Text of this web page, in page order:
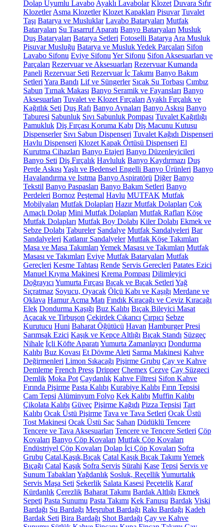
Dolap Uyumlu Lavabo Ayaklı Lavabolar Klozet Duvara Sıfır
Klozetler Asma Klozetler Klozet Kapakları Pisuvar Tuvalet
Taşı Batarya ve Musluklar Lavabo Bataryaları Mutfak
Bataryaları Su Tasarruf Aparatı Banyo Bataryaları Musluk
Duş Bataryaları Batarya Setleri Fotoselli Batarya Ara Musluk
Pisuvar Musluğu Batarya ve Musluk Yedek Parçaları Sifon
Lavabo Sifonu Eviye Sifonu Yer Sifonu Sifon Aksesuarları ve
Parçaları Rezervuar ve Aksesuarları Rezervuar Kumanda
Paneli Rezervuar Seti Rezervuar İç Takımı Banyo Bakım
Setleri Yara Bandı Lif ve Süngerler Sıcak Su Torbası Cımbız
Sabun Tırnak Makası Banyo Seramik ve Fayansları Banyo
Aksesuarları Tuvalet ve Klozet Fırçaları Ayaklı Fırçalık ve
Kağıtlık Seti Duş Rafı Banyo Aynaları Banyo Askısı Banyo
Taburesi Sabunluk Sıvı Sabunluk Pompası Tuvalet Kağıtlığı
Pamukluk Diş Fırçası Koruma Kabı Diş Macunu Kutusu
Dispenserler Sıvı Sabun Dispenseri Tuvalet Kağıdı Dispenseri
Havlu Dispenseri Klozet Kapak Örtüsü Dispenseri El
Kurutma Cihazları Banyo Etajeri Banyo Düzenleyicileri
Banyo Seti Diş Fırçalık Havluluk Banyo Kaydırmazı Duş
Perde Askısı Yaşlı ve Bedensel Engelli Banyo Ürünleri Banyo
Havalandırma ve Isıtma Banyo Aspiratörü Diğer Banyo
Tekstil Banyo Paspasları Banyo Bakım Setleri Banyo
Perdeleri Bornoz Peştemal Havlu MUTFAK Mutfak
Mobilyaları Mutfak Dolapları Hazır Mutfak Dolapları Çok
Amaçlı Dolap Mini Mutfak Dolapları Mutfak Rafları Köşe
Mutfak Dolapları Mutfak Boy Dolabı Kiler Dolabı Ekmek ve
Sebze Dolabı Tabureler Sandalye Mutfak Sandalyeleri Bar
Sandalyeleri Katlanır Sandalyeler Mutfak Köşe Takımları
Masa ve Masa Takımları Yemek Masası ve Takımları Mutfak
Masası ve Takımları Eviye Mutfak Bataryaları Mutfak
Gereçleri Kesme Tahtası Rende Servis Gereçleri Patates Ezici
Manuel Kıyma Makinesi Krema Pompası Dilimleyici
Doğrayıcı Yumurta Fırçası Bıçak ve Bıçak Setleri Yağ
Sıçratmaz Soyucu, Oyacak Ölçü Kabı ve Kaşığı Merdane ve
Oklava Hamur Açma Matı Fındık Kıracağı ve Ceviz Kıracağı
Elek Dondurma Kaşığı Buz Kalıbı Bıçak Bileyici Masat
Açacak ve Tirbuşon Çekirdek Çıkarıcı Çırpıcı Sebze
Kurutucu Huni Baharat Öğütücü Havan Hamburger Presi
Sarımsak Ezici Kaşık ve Kepçe Altlığı Bıçak Standı Süzgeç
Nihale İçli Köfte Aparatı Yumurta Zamanlayıcı Dondurma
Kalıbı Buz Kovası Et Dövme Aleti Sarma Makinesi Kahve
Değirmenleri Limon Sıkacağı Pişirme Grubu Çay ve Kahve
Demleme French Press Dripper Chemex Cezve Çay Süzgeci
Demlik Moka Pot Çaydanlık Kahve Filtresi Sifon Kahve
Fırında Pişirme Pasta Kalıbı Kurabiye Kalıbı Fırın Tepsisi
Cam Tepsi Alüminyum Folyo Kek Kalıbı Muffin Kalıbı
Çikolata Kalıbı Güveç Pişirme Kağıdı Pizza Tepsisi Tart
Kalıbı Ocak Üstü Pişirme Tava ve Tava Setleri Ocak Üstü
Tost Makinesi Ocak Üstü Sac Sahan Düdüklü Tencere
Tencere ve Tava Aksesuarları Tencere ve Tencere Setleri Çöp
Kovaları Banyo Çöp Kovaları Mutfak Çöp Kovaları
Endüstriyel Çöp Kovaları Dolap İçi Çöp Kovaları Sofra
Grubu Çatal,Kaşık,Bıçak Çatal Kaşık Bıçak Takımı Yemek
Bıçağı Çatal Kaşık Sofra Servis Sürahi Kase Tepsi Servis ve
Sunum Tabakları Yağdanlık Sosluk, ReçellikYumurtalık
Servis Maşa Seti Şekerlik Salata Kasesi Peçetelik Karaf
Kürdanlık Çerezlik Baharat Takımı Bardak Altlığı Ekmek
Sepeti Pasta Sunumu Pasta Takımı Kek Fanusu Bardak Viski
Bardağı Su Bardağı Meşrubat Bardağı Rakı Bardağı Kadeh
Bardak Seti Bira Bardağı Shot Bardağı Çay ve Kahve